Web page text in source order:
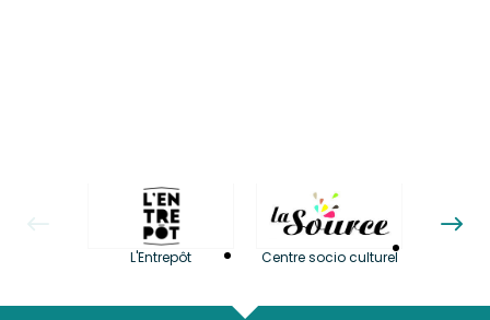
L'Entrepôt Centre socio culturel